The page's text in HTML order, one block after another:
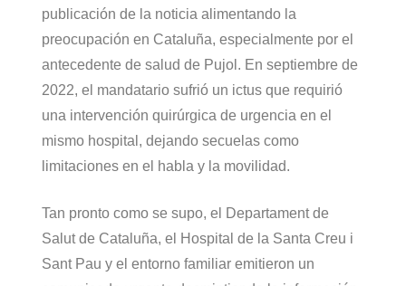
publicación de la noticia alimentando la
preocupación en Cataluña, especialmente por el
antecedente de salud de Pujol. En septiembre de
2022, el mandatario sufrió un ictus que requirió
una intervención quirúrgica de urgencia en el
mismo hospital, dejando secuelas como
limitaciones en el habla y la movilidad.
Tan pronto como se supo, el Departament de
Salut de Cataluña, el Hospital de la Santa Creu i
Sant Pau y el entorno familiar emitieron un